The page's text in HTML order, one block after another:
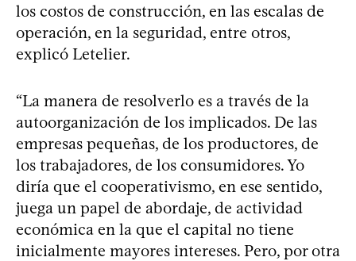
los costos de construcción, en las escalas de
operación, en la seguridad, entre otros,
explicó Letelier.
“La manera de resolverlo es a través de la
autoorganización de los implicados. De las
empresas pequeñas, de los productores, de
los trabajadores, de los consumidores. Yo
diría que el cooperativismo, en ese sentido,
juega un papel de abordaje, de actividad
económica en la que el capital no tiene
inicialmente mayores intereses. Pero, por otra